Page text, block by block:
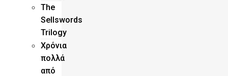
Τhe
Sellswords
Trilogy
Χρόνια
πολλά
από